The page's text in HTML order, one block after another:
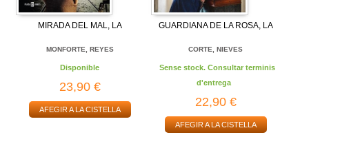
MIRADA DEL MAL, LA
MONFORTE, REYES
Disponible
23,90 €
AFEGIR A LA CISTELLA
GUARDIANA DE LA ROSA, LA
CORTE, NIEVES
Sense stock. Consultar terminis
d'entrega
22,90 €
AFEGIR A LA CISTELLA